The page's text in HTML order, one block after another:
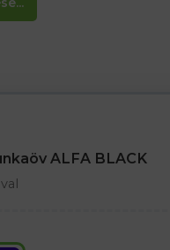
pántokkal
ALFA BLACK